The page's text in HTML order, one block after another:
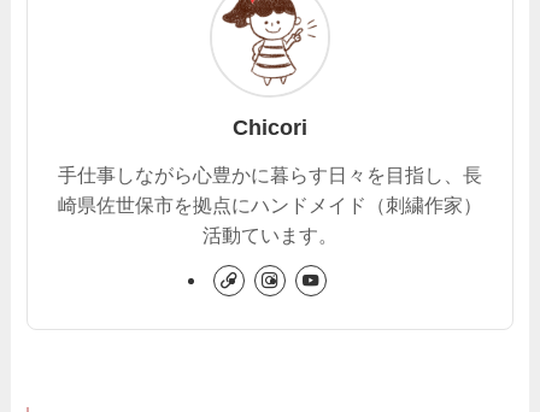
Chicori
手仕事しながら心豊かに暮らす日々を目指し、長
崎県佐世保市を拠点にハンドメイド（刺繍作家）
活動ています。